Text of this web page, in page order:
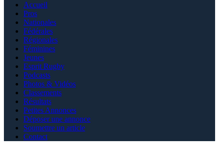
Accueil
Pros
Nationales
Fédérales
Régionales
Féminines
Jeunes
Esprit Rugby
Podcasts
Photos & Vidéos
Classements
Résultats
Petites Annonces
Déposer une annonce
Soumettre un article
Contact